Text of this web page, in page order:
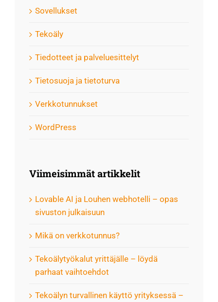
Sovellukset
Tekoäly
Tiedotteet ja palveluesittelyt
Tietosuoja ja tietoturva
Verkkotunnukset
WordPress
Viimeisimmät artikkelit
Lovable AI ja Louhen webhotelli – opas
sivuston julkaisuun
Mikä on verkkotunnus?
Tekoälytyökalut yrittäjälle – löydä
parhaat vaihtoehdot
Tekoälyn turvallinen käyttö yrityksessä –